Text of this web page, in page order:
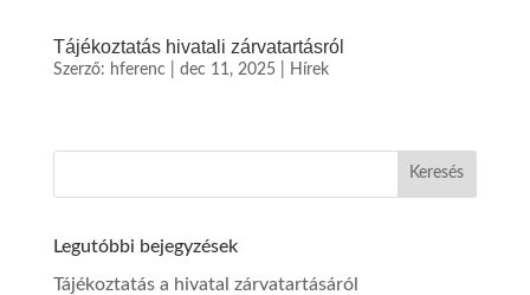
Tájékoztatás hivatali zárvatartásról
Szerző: hferenc dec 11, 2025| Hírek
Legutóbbi bejegyzések
Tájékoztatás a hivatal zárvatartásáról